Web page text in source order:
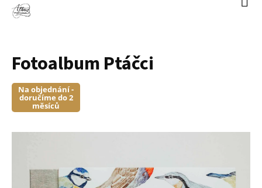
Fotoalbum Ptáčci
Na objednání -
doručíme do 2
měsíců